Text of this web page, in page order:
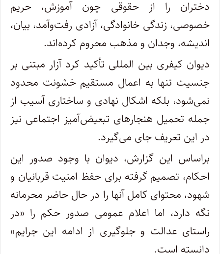
دختران را از حقوقی چون آموزش، حریم
خصوصی، زندگی خانوادگی، آزادی رفت‌وآمد، بیان،
اندیشه، وجدان و مذهب محروم کرده‌اند.
دیوان کیفری بین المللی تأکید کرد آزار مبتنی بر
جنسیت تنها به اعمال مستقیم خشونت محدود
نمی‌شود، بلکه اشکال نهادی و ساختاری آسیب از
جمله تحمیل هنجارهای تبعیض‌آمیز اجتماعی نیز
در این تعریف جای می‌گیرد.
براساس این گزارش، دیوان با وجود صدور این
احکام، تصمیم گرفته برای حفظ امنیت قربانیان و
شهود، محتوای کامل آنها را در حال حاضر محرمانه
نگه دارد، اما اعلام عمومی صدور حکم را «در
راستای عدالت و جلوگیری از ادامه این جرایم»
دانسته است.